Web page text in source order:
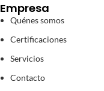
Empresa
Quénes somos
Certificaciones
Servicios
Contacto